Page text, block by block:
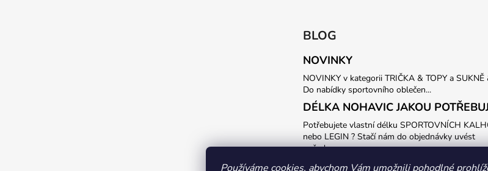
Používáme cookies, abychom Vám umožnili pohodlné
BLOG
NOVINKY
NOVINKY v kategorii TRIČKA & TOPY a SUKNĚ
Do nabídky sportovního oblečen...
DÉLKA NOHAVIC JAKOU
Potřebujete vlastní délku SPORTOVNÍCH
nebo LEGIN ? Stačí nám do objednávky uvést
požadovanou...